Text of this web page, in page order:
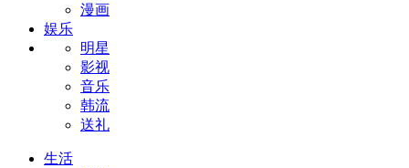
漫画
娱乐
明星
影视
音乐
韩流
送礼
生活